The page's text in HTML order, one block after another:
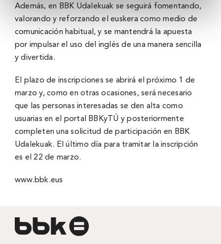
Además, en BBK Udalekuak se seguirá fomentando,
valorando y reforzando el euskera como medio de
comunicación habitual, y se mantendrá la apuesta
por impulsar el uso del inglés de una manera sencilla
y divertida.
El plazo de inscripciones se abrirá el próximo 1 de
marzo y, como en otras ocasiones, será necesario
que las personas interesadas se den alta como
usuarias en el portal BBKyTÚ y posteriormente
completen una solicitud de participación en BBK
Udalekuak. El último día para tramitar la inscripción
es el 22 de marzo.
www.bbk.eus